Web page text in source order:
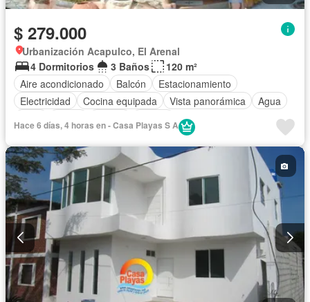
$ 279.000
Urbanización Acapulco, El Arenal
4 Dormitorios
3 Baños
120 m²
Aire acondicionado
Balcón
Estacionamiento
Electricidad
Cocina equipada Vista panorámica
Agua
Hace 6 días, 4 horas en - Casa Playas S A